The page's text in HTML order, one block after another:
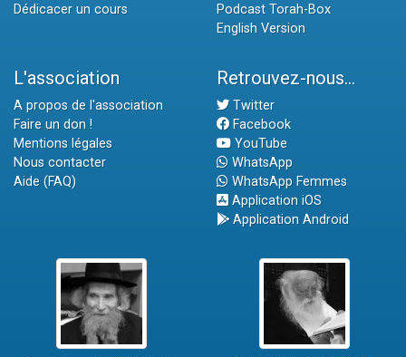
Dédicacer un cours
Podcast Torah-Box
English Version
L'association
A propos de l'association
Faire un don !
Mentions légales
Nous contacter
Aide (FAQ)
Retrouvez-nous...
Twitter
Facebook
YouTube
WhatsApp
WhatsApp Femmes
Application iOS
Application Android